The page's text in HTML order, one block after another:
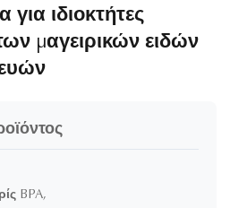
ιδιοκτήτες
μαγειρικών ειδών
BPA,